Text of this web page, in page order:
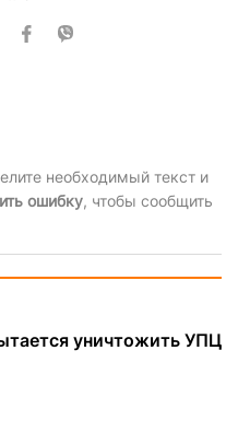
необходимый текст и
ошибку, чтобы сообщить
уничтожить УПЦ